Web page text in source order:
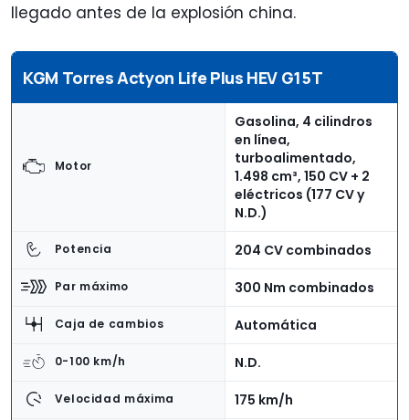
llegado antes de la explosión china.
KGM Torres Actyon Life Plus HEV G15T
Motor
Gasolina, 4 cilindros
en línea,
turboalimentado,
1.498 cm³, 150 CV + 2
eléctricos (177 CV y
N.D.)
Potencia 204 CV combinados
Par máximo 300 Nm combinados
Caja de cambios Automática
0-100 km/h N.D.
Velocidad máxima 175 km/h